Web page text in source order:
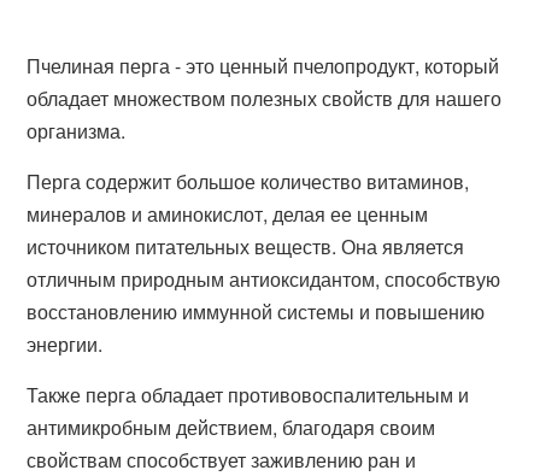
Пчелиная перга - это ценный пчелопродукт, который
обладает множеством полезных свойств для нашего
организма.
Перга содержит большое количество витаминов,
минералов и аминокислот, делая ее ценным
источником питательных веществ. Она является
отличным природным антиоксидантом, способствую
восстановлению иммунной системы и повышению
энергии.
Также перга обладает противовоспалительным и
антимикробным действием, благодаря своим
свойствам способствует заживлению ран и